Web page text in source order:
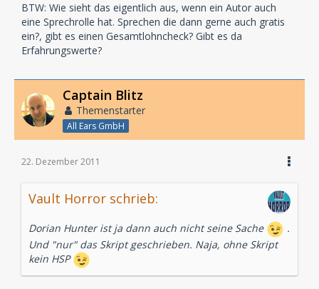
BTW: Wie sieht das eigentlich aus, wenn ein Autor auch
eine Sprechrolle hat. Sprechen die dann gerne auch gratis
ein?, gibt es einen Gesamtlohncheck? Gibt es da
Erfahrungswerte?
Captain Blitz
Themenstarter
All Ears GmbH
22. Dezember 2011
Vault Horror schrieb:
Dorian Hunter ist ja dann auch nicht seine Sache
.
Und "nur" das Skript geschrieben. Naja, ohne Skript
kein HSP